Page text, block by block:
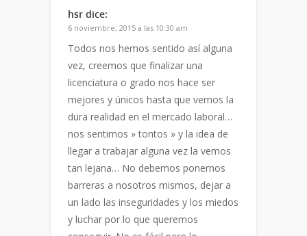
hsr dice:
6 noviembre, 2015 a las 10:30 am
Todos nos hemos sentido así alguna
vez, creemos que finalizar una
licenciatura o grado nos hace ser
mejores y únicos hasta que vemos la
dura realidad en el mercado laboral…
nos sentimos » tontos » y la idea de
llegar a trabajar alguna vez la vemos
tan lejana… No debemos ponernos
barreras a nosotros mismos, dejar a
un lado las inseguridades y los miedos
y luchar por lo que queremos